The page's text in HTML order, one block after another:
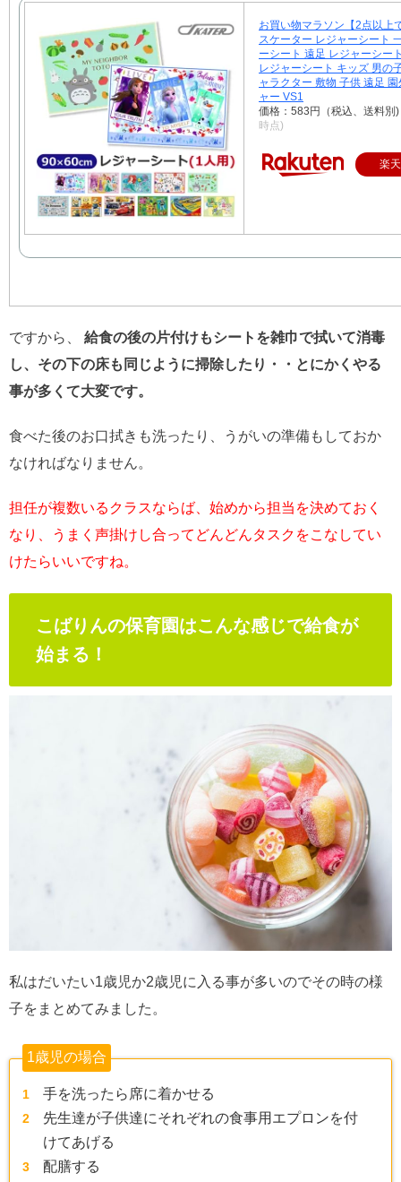
お買い物マラソン【2点以上
スケーター レジャーシート
ーシート 遠足 レジャーシー
レジャーシート キッズ 男の
ャラクター 敷物 子供 遠足
ャー VS1
価格：583円（税込、送料別)
時点)
楽
ですから、
給食の後の片付けもシートを雑巾で拭いて消毒
し、その下の床も同じように掃除したり・・とにかくやる
事が多くて大変です。
食べた後のお口拭きも洗ったり、うがいの準備もしておか
なければなりません。
担任が複数いるクラスならば、始めから担当を決めておく
なり、うまく声掛けし合ってどんどんタスクをこなしてい
けたらいいですね。
こばりんの保育園はこんな感じで給食が
始まる！
私はだいたい1歳児か2歳児に入る事が多いのでその時の様
子をまとめてみました。
1歳児の場合
手を洗ったら席に着かせる
先生達が子供達にそれぞれの食事用エプロンを付
けてあげる
配膳する